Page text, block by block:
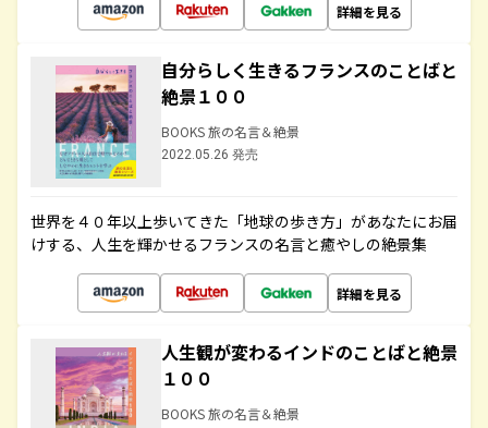
詳細を見る
自分らしく生きるフランスのことばと
絶景１００
BOOKS 旅の名言＆絶景
2022.05.26 発売
世界を４０年以上歩いてきた「地球の歩き方」があなたにお届
けする、人生を輝かせるフランスの名言と癒やしの絶景集
詳細を見る
人生観が変わるインドのことばと絶景
１００
BOOKS 旅の名言＆絶景